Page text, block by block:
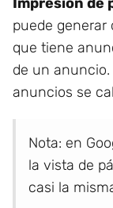
puede
que tiene
de un
anuncios se
Nota: en
la vista de
casi la